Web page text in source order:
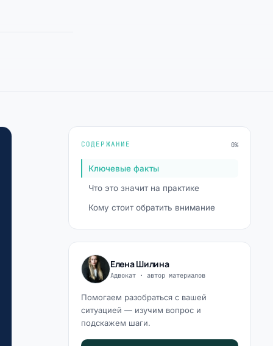
СОДЕРЖАНИЕ 0%
Ключевые факты
Что это значит на практике
Кому стоит обратить внимание
Елена Шилина
Адвокат · автор материалов
Помогаем разобраться с вашей
ситуацией — изучим вопрос и
подскажем шаги.